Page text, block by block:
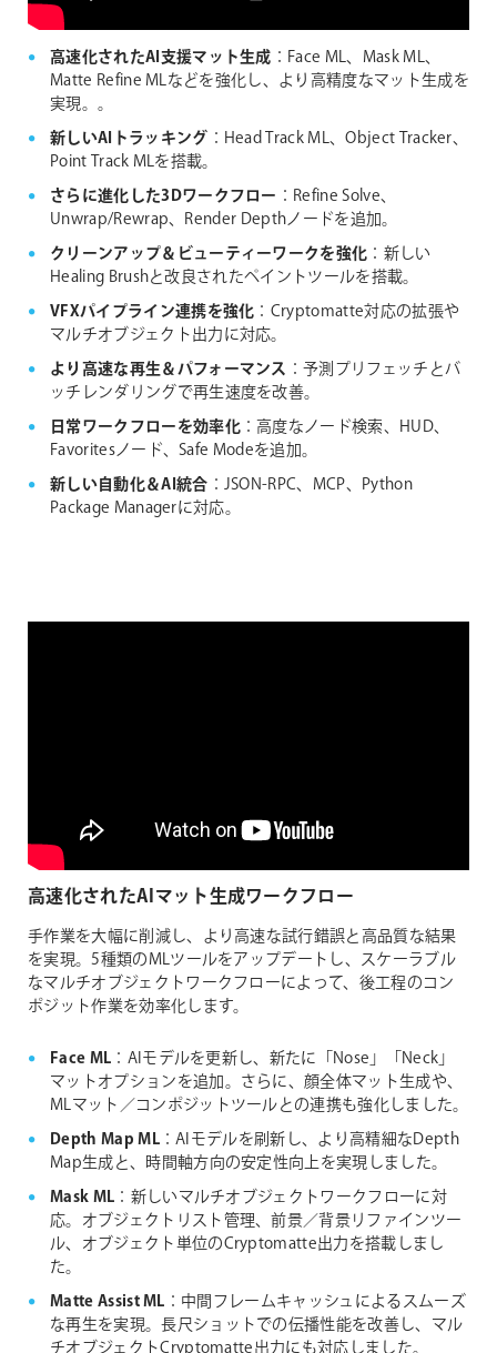
高速化されたAI支援マット生成 ：Face ML、Mask ML、
Matte Refine MLなどを強化し、より高精度なマット生成を
実現。。
新しいAIトラッキング ：Head Track ML、Object Tracker、
Point Track MLを搭載。
さらに進化した3Dワークフロー ：Refine Solve、
Unwrap/Rewrap、Render Depthノードを追加。
クリーンアップ＆ビューティーワークを強化 ：新しい
Healing Brushと改良されたペイントツールを搭載。
VFXパイプライン連携を強化 ：Cryptomatte対応の拡張や
マルチオブジェクト出力に対応。
より高速な再生＆パフォーマンス ：予測プリフェッチとバ
ッチレンダリングで再生速度を改善。
日常ワークフローを効率化：高度なノード検索、HUD、
Favoritesノード、Safe Modeを追加。
新しい自動化＆AI統合 ：JSON-RPC、MCP、Python
Package Managerに対応。
高速化されたAIマット生成ワークフロー
手作業を大幅に削減し、より高速な試行錯誤と高品質な結果
を実現。5種類のMLツールをアップデートし、スケーラブル
なマルチオブジェクトワークフローによって、後工程のコン
ポジット作業を効率化します。
Face ML ：AIモデルを更新し、新たに「Nose」「Neck」
マットオプションを追加。さらに、顔全体マット生成や、
MLマット／コンポジットツールとの連携も強化しました。
Depth Map ML：AIモデルを刷新し、より高精細なDepth
Map生成と、時間軸方向の安定性向上を実現しました。
Mask ML ：新しいマルチオブジェクトワークフローに対
応。オブジェクトリスト管理、前景／背景リファインツー
ル、オブジェクト単位のCryptomatte出力を搭載しまし
た。
Matte Assist ML ：中間フレームキャッシュによるスムーズ
な再生を実現。長尺ショットでの伝播性能を改善し、マル
チオブジェクトCryptomatte出力にも対応しました。